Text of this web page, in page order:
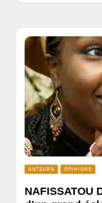
AUTEURS OPINIONS
NAFISSATOU